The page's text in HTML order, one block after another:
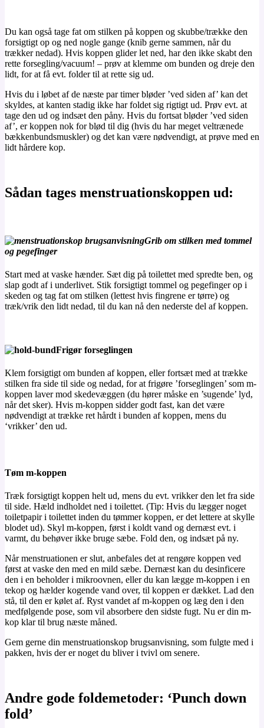
Du kan også tage fat om stilken på koppen og skubbe/trække den
forsigtigt op og ned nogle gange (knib gerne sammen, når du
trækker nedad). Hvis koppen glider let ned, har den ikke skabt den
rette forsegling/vacuum! – prøv at klemme om bunden og dreje den
lidt, for at få evt. folder til at rette sig ud.
Hvis du i løbet af de næste par timer bløder ’ved siden af’ kan det
skyldes, at kanten stadig ikke har foldet sig rigtigt ud. Prøv evt. at
tage den ud og indsæt den påny. Hvis du fortsat bløder ’ved siden
af’, er koppen nok for blød til dig (hvis du har meget veltrænede
bækkenbundsmuskler) og det kan være nødvendigt, at prøve med en
lidt hårdere kop.
Sådan tages menstruationskoppen ud:
Grib om stilken med tommel
og pegefinger
Start med at vaske hænder. Sæt dig på toilettet med spredte ben, og
slap godt af i underlivet. Stik forsigtigt tommel og pegefinger op i
skeden og tag fat om stilken (lettest hvis fingrene er tørre) og
træk/vrik den lidt nedad, til du kan nå den nederste del af koppen.
Frigør forseglingen
Klem forsigtigt om bunden af koppen, eller fortsæt med at trække
stilken fra side til side og nedad, for at frigøre ’forseglingen’ som m-
koppen laver mod skedevæggen (du hører måske en ’sugende’ lyd,
når det sker). Hvis m-koppen sidder godt fast, kan det være
nødvendigt at trække ret hårdt i bunden af koppen, mens du
‘vrikker’ den ud.
Tøm m-koppen
Træk forsigtigt koppen helt ud, mens du evt. vrikker den let fra side
til side. Hæld indholdet ned i toilettet. (Tip: Hvis du lægger noget
toiletpapir i toilettet inden du tømmer koppen, er det lettere at skylle
blodet ud). Skyl m-koppen, først i koldt vand og dernæst evt. i
varmt, du behøver ikke bruge sæbe. Fold den, og indsæt på ny.
Når menstruationen er slut, anbefales det at rengøre koppen ved
først at vaske den med en mild sæbe. Dernæst kan du desinficere
den i en beholder i mikroovnen, eller du kan lægge m-koppen i en
tekop og hælder kogende vand over, til koppen er dækket. Lad den
stå, til den er kølet af. Ryst vandet af m-koppen og læg den i den
medfølgende pose, som vil absorbere den sidste fugt. Nu er din m-
kop klar til brug næste måned.
Gem gerne din menstruationskop brugsanvisning, som fulgte med i
pakken, hvis der er noget du bliver i tvivl om senere.
Andre gode foldemetoder: ‘Punch down
fold’